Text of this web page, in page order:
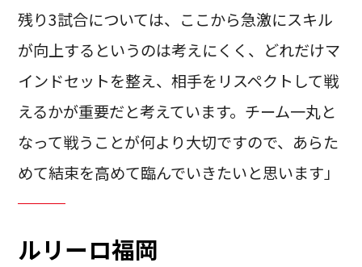
残り3試合については、ここから急激にスキル
が向上するというのは考えにくく、どれだけマ
インドセットを整え、相手をリスペクトして戦
えるかが重要だと考えています。チーム一丸と
なって戦うことが何より大切ですので、あらた
めて結束を高めて臨んでいきたいと思います」
ルリーロ福岡